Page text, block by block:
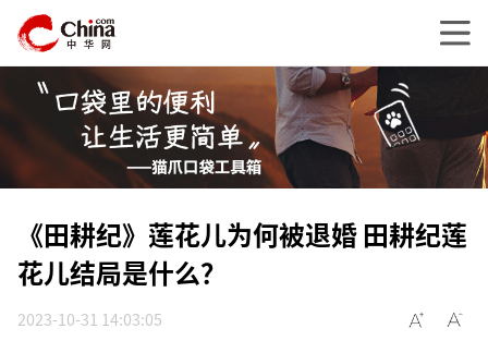
《田耕纪》莲花儿为何被退婚 田耕纪莲
花儿结局是什么？
2023-10-31 14:03:05